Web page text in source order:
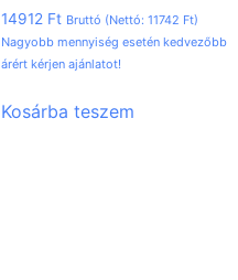
14912 Ft Bruttó (Nettó: 11742 Ft)
Nagyobb mennyiség esetén kedvezőbb
árért kérjen ajánlatot!
Kosárba teszem